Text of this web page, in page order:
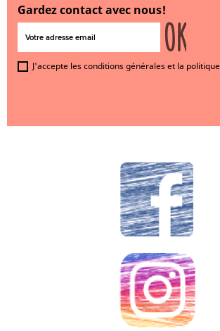
Gardez contact avec nous!
J'accepte les conditions générales et la